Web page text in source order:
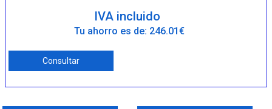
IVA incluido
Tu ahorro es de: 246.01€
Consultar